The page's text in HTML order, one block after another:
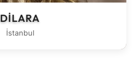
DILARA
İstanbul